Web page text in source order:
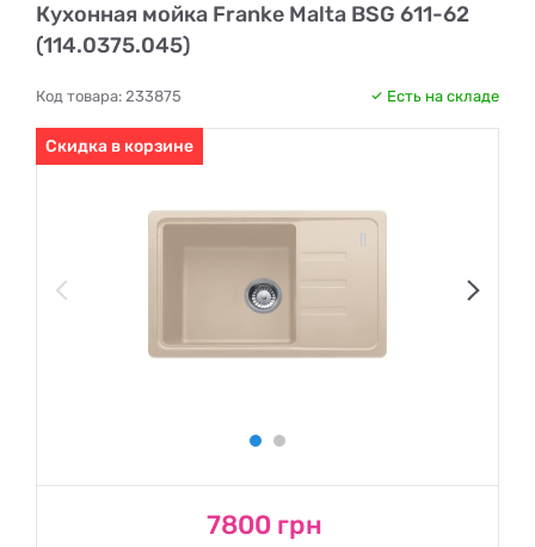
Кухонная мойка Franke Malta BSG 611-62
(114.0375.045)
Код товара: 233875 Есть на складе
Скидка в корзине
7800 грн